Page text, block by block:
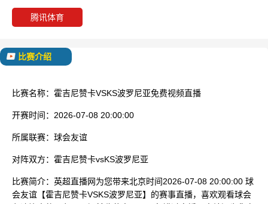
腾讯体育
比赛介绍
比赛名称： 霍吉尼赞卡VSKS波罗尼亚免费视频直播
开赛时间： 2026-07-08 20:00:00
所属联赛： 球会友谊
对阵双方： 霍吉尼赞卡vsKS波罗尼亚
比赛简介： 英超直播网为您带来北京时间2026-07-08 20:00:00 球
会友谊【霍吉尼赞卡VSKS波罗尼亚】的赛事直播，喜欢观看球会